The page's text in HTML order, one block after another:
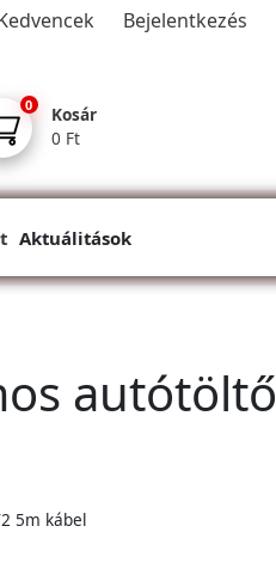
Bejelentkezés
0
Kosár
0 Ft
Aktuálitások
autótöltő
5m kábel